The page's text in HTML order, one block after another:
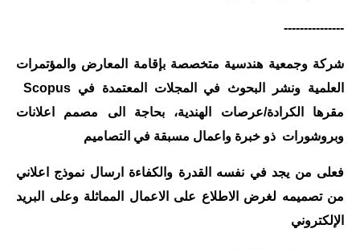
المرحلة المتوسطة
المرحلة الاعدادية
دروس
المرحلة الابتدائية
المرحلة المتوسطة
---------------
شركة وجمعية هندسية متخصصة بإقامة المعارض والمؤتمرات
مقرها الكرادة/عرصات الهندية، بحاجة الى مصمم اعلانات
وبروشورات ذو خبرة واعمال مسبقة في التصاميم
فعلى من يجد في نفسه القدرة والكفاءة ارسال نموذج اعلاني
من تصميمه لغرض الاطلاع على الاعمال المماثلة وعلى البريد
الإلكتروني